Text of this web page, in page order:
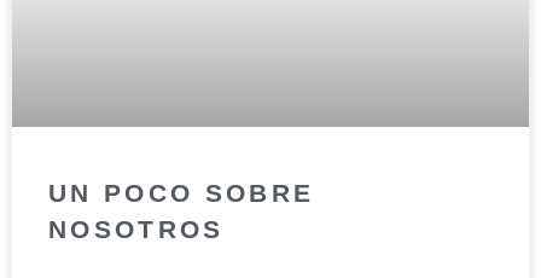
UN POCO SOBRE
NOSOTROS